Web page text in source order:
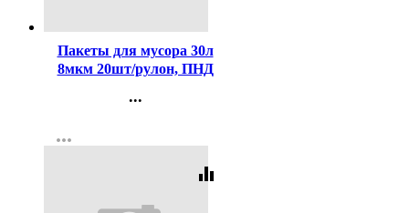
Пакеты для мусора 30л
8мкм 20шт/рулон, ПНД
...
Регистрация
more_horiz
equalizer